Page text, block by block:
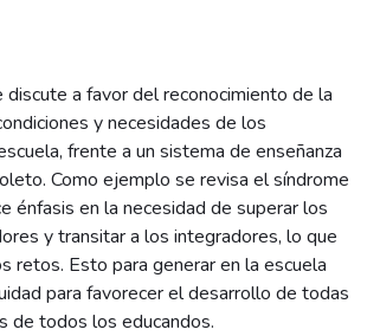
discute a favor del reconocimiento de la
y necesidades de los
frente a un sistema de enseñanza
Como ejemplo se revisa el síndrome
énfasis en la necesidad de superar los
y transitar a los integradores, lo que
retos. Esto para generar en la escuela
para favorecer el desarrollo de todas
de todos los educandos.